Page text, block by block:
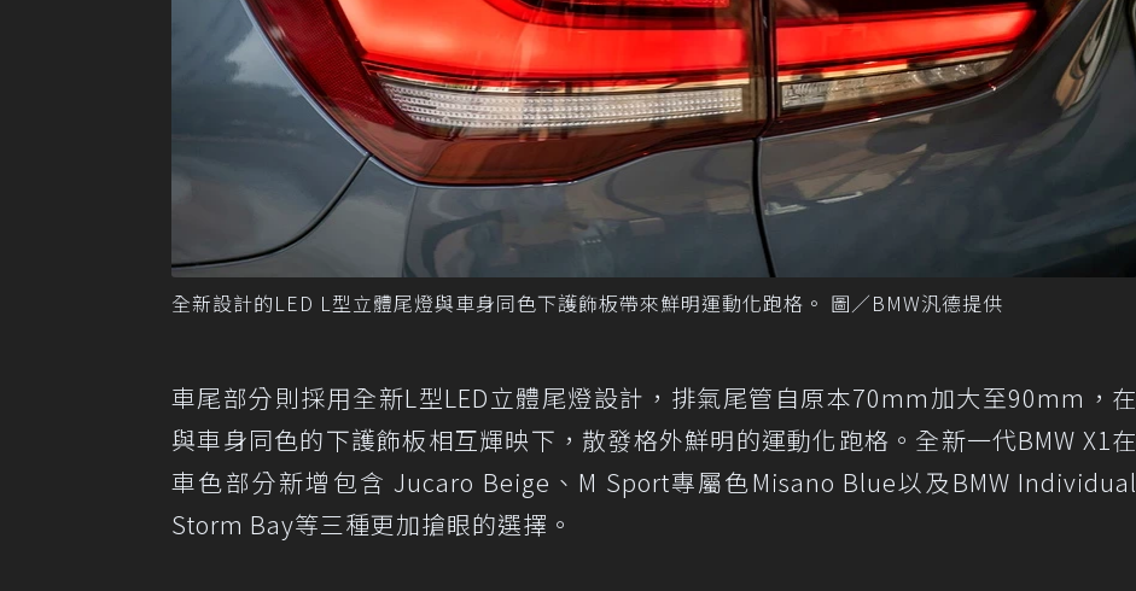
全新設計的LED L型立體尾燈與車身同色下護飾板帶來鮮明運動化跑格。 圖／BMW汎德提供
車尾部分則採用全新L型LED立體尾燈設計，排氣尾管自原本70mm加大至90mm，在
與車身同色的下護飾板相互輝映下，散發格外鮮明的運動化跑格。全新一代BMW X1在
車色部分新增包含 Jucaro Beige、M Sport專屬色Misano Blue以及BMW Individual
Storm Bay等三種更加搶眼的選擇。